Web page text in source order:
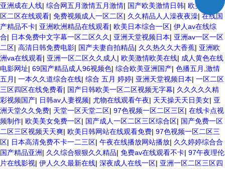
亚洲成在人线| 综合网五月激情五月激情| 国产欧美激情日韩| 欧美天堂一
区二区在线观看| 免费视频成人一区二区| 久久精品人人澡夜夜澡| 在线国
产精品不卡| 亚洲欧洲精品在线观看| 欧美日本综合一区| 伊人av在线综
合| 日本免费中文字幕一区二区久久 | 亚洲天堂视频日本| 亚洲av一区一区
二区| 高清日韩免费电影| 国产夫妻自拍精品| 久久热久久大香蕉| 亚洲欧
洲va在线观看| 亚洲一区二区久久成人 | 欧美激情欧美在线| 成人黄色在线
电影网址| 69国产精品成人96视频色| 综合欧美亚洲国产| 色播五月,激情
五月 | 一本久久道综合在线| 综合 五月 婷婷| 亚洲天堂视频日本| 一区二区
三区四区在线免费看| 国产日韩欧美一区二区视频无字幕| 久久久久久精
彩视频国产| 日韩av人妻视频| 尤物在线观看午夜| 天天操天天日美女| 亚
洲天堂久久免费| 天堂一区天堂二区| 97色视频一区二区三区| 在线卡点视
频制作| 欧美美女免费一区| 国产成人一区二区三区综合区| 国产免费一区
二区三区视频天天爽| 欧美日韩网站在线观看免费| 97色视频一区二区三
区| 日本高清免费不卡一二三区| 午夜在线播放网站播放| 久久婷婷综合合
国产精品亚洲| 久久综合狠狠久久精品| 免费av在线观看不卡| 97午夜理伦
片在线影视| 伊人久久最新在线| 深夜成人在线一区| 亚洲一区二区三区四